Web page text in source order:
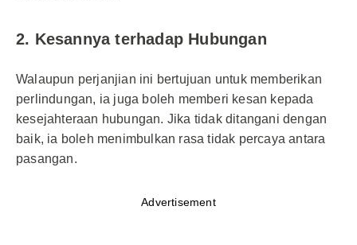
2. Kesannya terhadap Hubungan
Walaupun perjanjian ini bertujuan untuk memberikan
perlindungan, ia juga boleh memberi kesan kepada
kesejahteraan hubungan. Jika tidak ditangani dengan
baik, ia boleh menimbulkan rasa tidak percaya antara
pasangan.
Advertisement